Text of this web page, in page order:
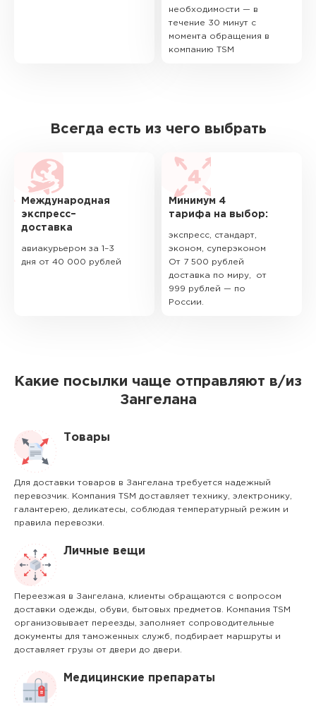
необходимости — в
течение 30 минут с
момента обращения в
компанию TSM
Всегда есть из чего выбрать
Международная
экспресс–
доставка
авиакурьером за 1–3
дня от 40 000 рублей
Минимум 4
тарифа на выбор:
экспресс, стандарт,
эконом, суперэконом
От 7 500 рублей
доставка по миру, от
999 рублей — по
России.
Какие посылки чаще отправляют в/из
Зангелана
Товары
Для доставки товаров в Зангелана требуется надежный
перевозчик. Компания TSM доставляет технику, электронику,
галантерею, деликатесы, соблюдая температурный режим и
правила перевозки.
Личные вещи
Переезжая в Зангелана, клиенты обращаются с вопросом
доставки одежды, обуви, бытовых предметов. Компания TSM
организовывает переезды, заполняет сопроводительные
документы для таможенных служб, подбирает маршруты и
доставляет грузы от двери до двери.
Медицинские препараты